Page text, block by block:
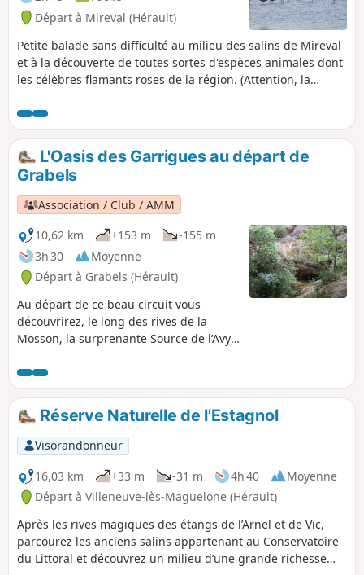
Départ à Mireval (Hérault)
Petite balade sans difficulté au milieu des salins de Mireval
et à la découverte de toutes sortes d'espèces animales dont
les célèbres flamants roses de la région. (Attention, la
août chaque année afin de favoriser la nidification des
oiseaux. Durant cette période, les chiens doivent être tenus
en laisse sur l'ensemble du site.)
L'Oasis des Garrigues au départ de
Grabels
Association / Club / AMM
10,62 km
+153 m
-155 m
3h 30
Moyenne
Départ à Grabels (Hérault)
Au départ de ce beau circuit vous
découvrirez, le long des rives de la
Mosson, la surprenante Source de l’Avy.
panoramique de la Croix de Guillery.
Après la traversée de l’ancienne plaine
agricole et viticole, le circuit vous
entraînera par le sentier emprunté
autrefois par les caravanes de sel
jusqu’au sommet des hauts plateaux
rocheux partiellement boisés d’où vous
pourrez admirer de très beaux
panoramas sur le Pic Saint-Loup et les
massifs environnants.
Réserve Naturelle de l'Estagnol
Visorandonneur
16,03 km
+33 m -31 m 4h 40
Moyenne
Départ à Villeneuve-lès-Maguelone (Hérault)
Après les rives magiques des étangs de l’Arnel et de Vic,
parcourez les anciens salins appartenant au Conservatoire
du Littoral et découvrez un milieu d’une grande richesse